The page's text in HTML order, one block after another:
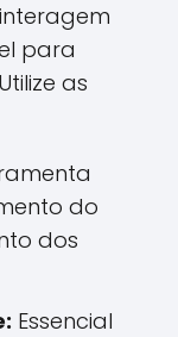
para
as
do
dos
Essencial